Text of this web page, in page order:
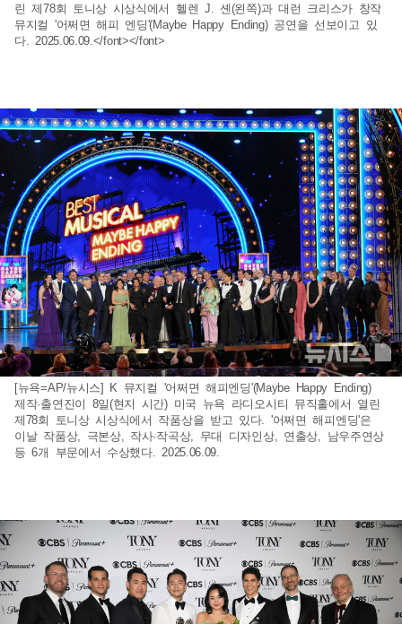
린 제78회 토니상 시상식에서 헬렌 J. 셴(왼쪽)과 대런 크리스가 창작
뮤지컬 '어쩌면 해피 엔딩'(Maybe Happy Ending) 공연을 선보이고 있
다. 2025.06.09.</font></font>
[뉴욕=AP/뉴시스] K 뮤지컬 '어쩌면 해피엔딩'(Maybe Happy Ending)
제작·출연진이 8일(현지 시간) 미국 뉴욕 라디오시티 뮤직홀에서 열린
제78회 토니상 시상식에서 작품상을 받고 있다. '어쩌면 해피엔딩'은
이날 작품상, 극본상, 작사·작곡상, 무대 디자인상, 연출상, 남우주연상
등 6개 부문에서 수상했다. 2025.06.09.